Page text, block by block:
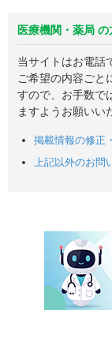
医療機関・薬局 の
当サイトはお電話
ご希望の内容ごと
すので、お手数で
ますようお願いい
掲載情報の修正
上記以外のお問